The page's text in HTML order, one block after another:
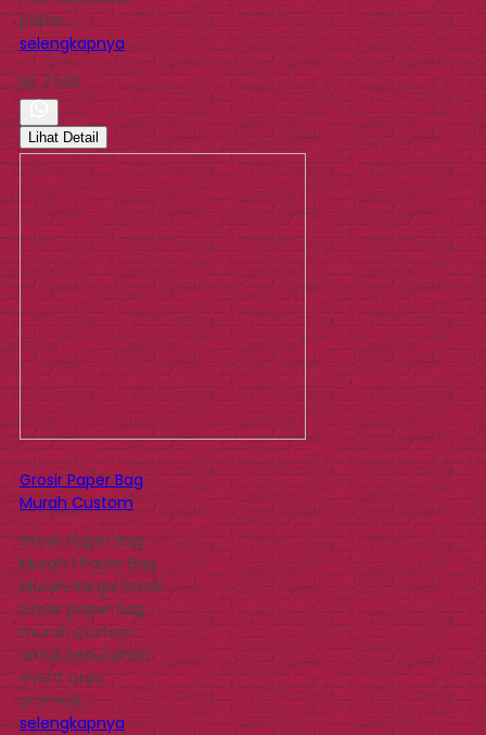
paper…
selengkapnya
Rp 2.500
Lihat Detail
Grosir Paper Bag
Murah Custom
Grosir Paper Bag
Murah | Paper Bag
Murah Harga Grosir
Grosir paper bag
murah custom
untuk kebutuhan
event atau
promosi…
selengkapnya